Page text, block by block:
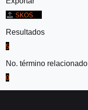
SKOS
Resultados
5
No. término relacionado
0